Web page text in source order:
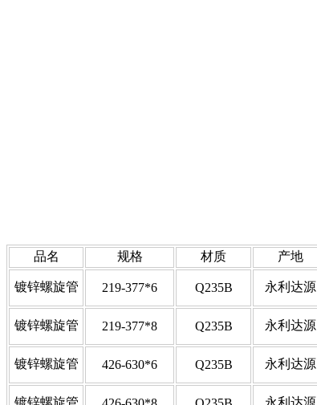
品名 规格 材质 产地
镀锌螺旋管 219-377*6 Q235B 永利达源
镀锌螺旋管 219-377*8 Q235B 永利达源
镀锌螺旋管 426-630*6 Q235B 永利达源
镀锌螺旋管 永利达源